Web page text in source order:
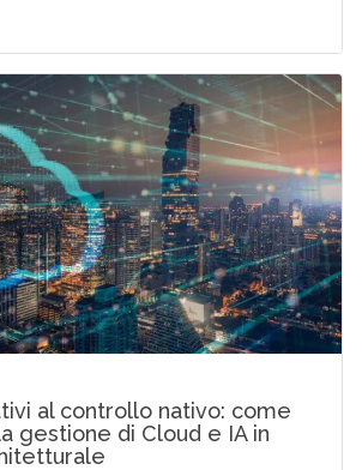
al controllo nativo: come
gestione di Cloud e IA in